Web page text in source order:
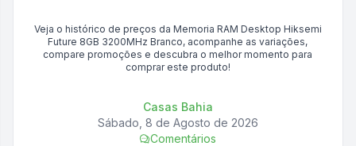
Veja o histórico de preços da Memoria RAM Desktop Hiksemi
Future 8GB 3200MHz Branco, acompanhe as variações,
compare promoções e descubra o melhor momento para
comprar este produto!
Casas Bahia
Sábado, 8 de Agosto de 2026
Comentários